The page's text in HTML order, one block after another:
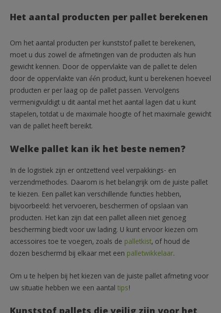
Het aantal producten per pallet berekenen
Om het aantal producten per kunststof pallet te berekenen,
moet u dus zowel de afmetingen van de producten als hun
gewicht kennen. Door de oppervlakte van de pallet te delen
door de oppervlakte van één product, kunt u berekenen hoeveel
producten er per laag op de pallet passen. Vervolgens
vermenigvuldigt u dit aantal met het aantal lagen dat u kunt
stapelen, totdat u de maximale hoogte of het maximale gewicht
van de pallet heeft bereikt.
Welke pallet kan ik het beste nemen?
In de logistiek zijn er ontzettend veel verpakkings- en
verzendmethodes. Daarom is het belangrijk om de juiste pallet
te kiezen. Een pallet kan verschillende functies hebben,
bijvoorbeeld: het vervoeren, beschermen of opslaan van
producten. Het kan zijn dat een pallet alleen niet genoeg
bescherming biedt voor uw lading. U kunt ervoor kiezen om
accessoires toe te voegen, zoals de palletkist, of houd de
dozen beschermd bij elkaar met een palletwikkelaar.
Om u te helpen bij het kiezen van de juiste pallet afmeting voor
uw situatie hebben we een aantal tips!